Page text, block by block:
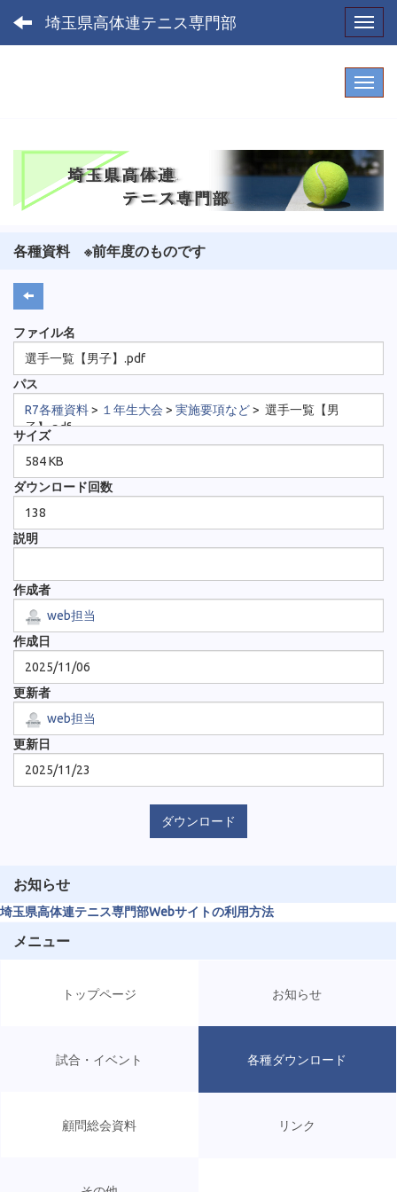
埼玉県高体連テニス専門部
各種資料 ※前年度のものです
ファイル名
選手一覧【男子】.pdf
パス
R7各種資料> １年生大会 > 実施要項など> 選手一覧【男
子】.pdf
サイズ
584 KB
ダウンロード回数
138
説明
作成者
web担当
作成日
2025/11/06
更新者
web担当
更新日
2025/11/23
ダウンロード
お知らせ
埼玉県高体連テニス専門部Webサイトの利用方法
メニュー
トップページ お知らせ
試合・イベント 各種ダウンロード
顧問総会資料 リンク